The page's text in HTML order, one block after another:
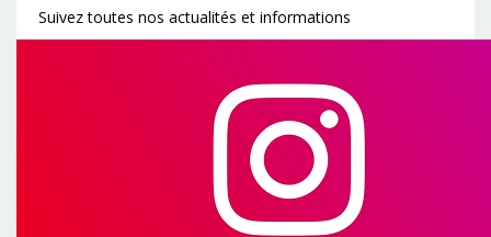
Suivez toutes nos actualités et informations